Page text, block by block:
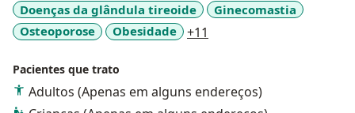
Doenças da glândula tireoide
Ginecomastia
Osteoporose
Obesidade +11
Pacientes que trato
Adultos (Apenas em alguns endereços)